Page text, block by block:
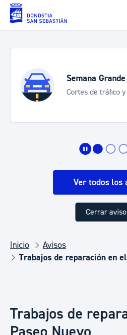
Saltar al contenido principal
Semana
Cortes de tráfico
Ver todos los
Cerrar
Inicio
Avisos
Trabajos de reparación en
Trabajos de